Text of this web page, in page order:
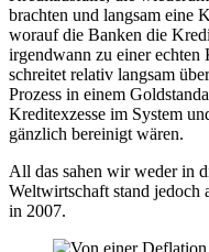
brachten und langsam eine
worauf die Banken die
irgendwann zu einer echten
schreitet relativ langsam
Prozess in einem
Kreditexzesse im System
gänzlich bereinigt wären.
All das sahen wir weder in
Weltwirtschaft stand jedoch
in 2007.